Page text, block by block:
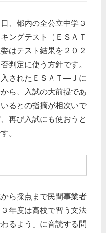
、都内の全公立中学３
ングテスト（ＥＳＡＴ
はテスト結果を２０２
判定に使う方針です。
されたＥＳＡＴ―Ｊに
ら、入試の大前提であ
るとの指摘が相次いで
再び入試にも使おうと
。
ら採点まで民間事業者
年度は高校で習う文法
るよう」に音読する問